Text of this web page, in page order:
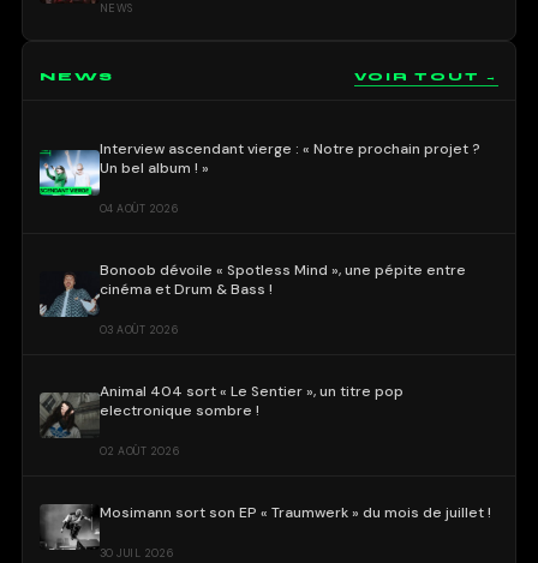
NEWS
NEWS VOIR TOUT →
Interview ascendant vierge : « Notre prochain projet ?
Un bel album ! »
04 AOÛT 2026
Bonoob dévoile « Spotless Mind », une pépite entre
cinéma et Drum & Bass !
03 AOÛT 2026
Animal 404 sort « Le Sentier », un titre pop
electronique sombre !
02 AOÛT 2026
Mosimann sort son EP « Traumwerk » du mois de juillet !
30 JUIL 2026